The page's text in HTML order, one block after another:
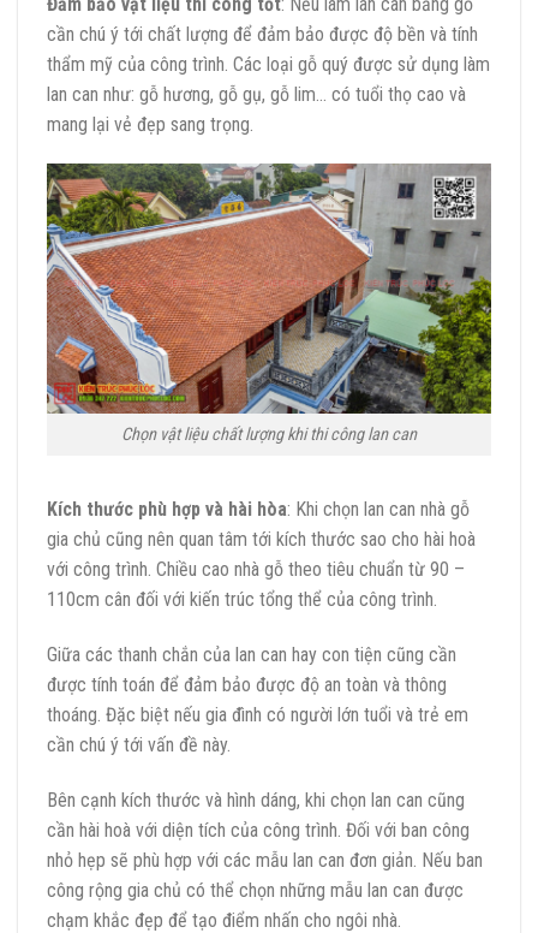
cần chú ý tới chất lượng để đảm bảo được độ bền và tính
thẩm mỹ của công trình. Các loại gỗ quý được sử dụng làm
lan can như: gỗ hương, gỗ gụ, gỗ lim… có tuổi thọ cao và
mang lại vẻ đẹp sang trọng.
Chọn vật liệu chất lượng khi thi công lan can
Kích thước phù hợp và hài hòa: Khi chọn lan can nhà gỗ
gia chủ cũng nên quan tâm tới kích thước sao cho hài hoà
với công trình. Chiều cao nhà gỗ theo tiêu chuẩn từ 90 –
110cm cân đối với kiến trúc tổng thể của công trình.
Giữa các thanh chắn của lan can hay con tiện cũng cần
được tính toán để đảm bảo được độ an toàn và thông
thoáng. Đặc biệt nếu gia đình có người lớn tuổi và trẻ em
cần chú ý tới vấn đề này.
Bên cạnh kích thước và hình dáng, khi chọn lan can cũng
cần hài hoà với diện tích của công trình. Đối với ban công
nhỏ hẹp sẽ phù hợp với các mẫu lan can đơn giản. Nếu ban
công rộng gia chủ có thể chọn những mẫu lan can được
chạm khắc đẹp để tạo điểm nhấn cho ngôi nhà.